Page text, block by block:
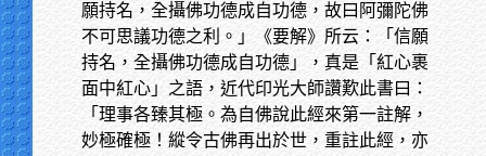
願持名，全攝佛功德成自功德，故曰阿彌陀佛
不可思議功德之利。」《要解》所云：「信願
持名，全攝佛功德成自功德」，真是「紅心裹
面中紅心」之語，近代印光大師讚歎此書曰：
「理事各臻其極。為自佛說此經來第一註解，
妙極確極！縱令古佛再出於世，重註此經，亦